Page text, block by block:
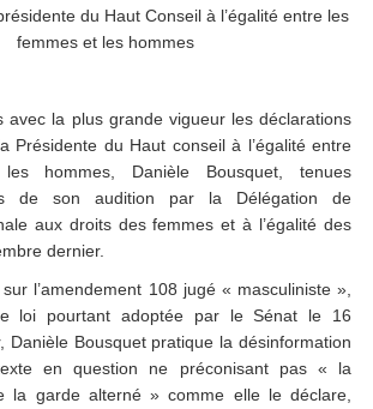
du Haut Conseil à l’égalité entre les
femmes et les hommes
avec la plus grande vigueur les déclarations
Présidente du Haut conseil à l’égalité entre
hommes, Danièle Bousquet, tenues
de son audition par la Délégation de
aux droits des femmes et à l’égalité des
dernier.
l’amendement 108 jugé « masculiniste »,
loi pourtant adoptée par le Sénat le 16
Danièle Bousquet pratique la désinformation
en question ne préconisant pas « la
la garde alterné » comme elle le déclare,